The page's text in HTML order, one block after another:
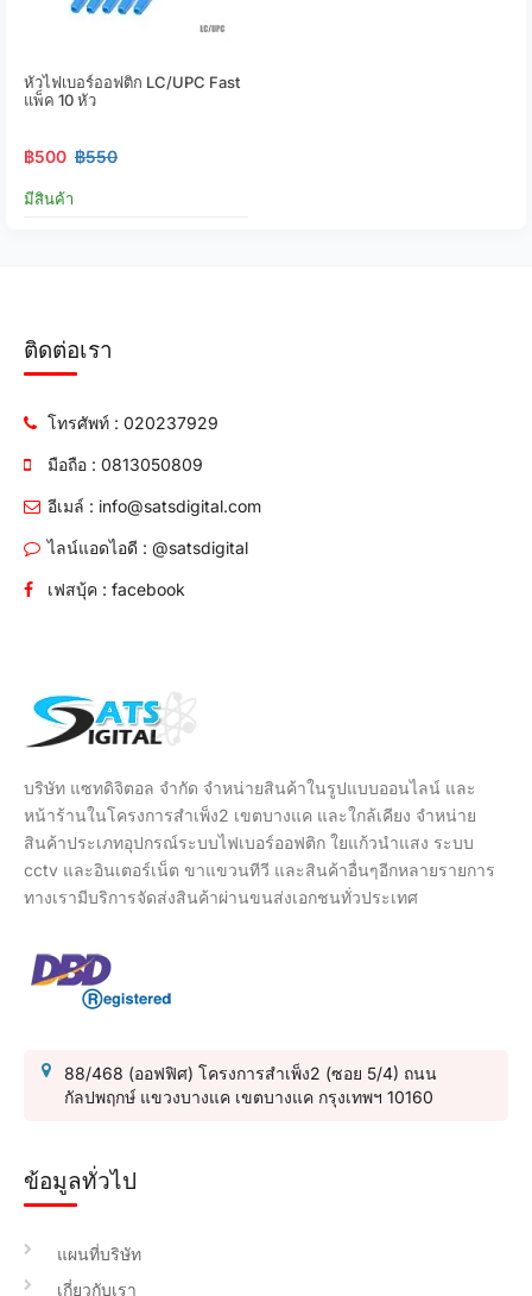
หัวไฟเบอร์ออฟติก LC/UPC Fast
แพ็ค 10 หัว
฿500 ฿550
มีสินค้า
ติดต่อเรา
โทรศัพท์ : 020237929
มือถือ : 0813050809
อีเมล์ : info@satsdigital.com
ไลน์แอดไอดี : @satsdigital
เฟสบุ้ค : facebook
บริษัท แซทดิจิตอล จำกัด จำหน่ายสินค้าในรูปแบบออนไลน์ และ
หน้าร้านในโครงการสำเพ็ง2 เขตบางแค และใกล้เคียง จำหน่าย
สินค้าประเภทอุปกรณ์ระบบไฟเบอร์ออฟติก ใยแก้วนำแสง ระบบ
cctv และอินเตอร์เน็ต ขาแขวนทีวี และสินค้าอื่นๆอีกหลายรายการ
ทางเรามีบริการจัดส่งสินค้าผ่านขนส่งเอกชนทั่วประเทศ
88/468 (ออฟฟิศ) โครงการสำเพ็ง2 (ซอย 5/4) ถนน
กัลปพฤกษ์ แขวงบางแค เขตบางแค กรุงเทพฯ 10160
ข้อมูลทั่วไป
แผนที่บริษัท
เกี่ยวกับเรา